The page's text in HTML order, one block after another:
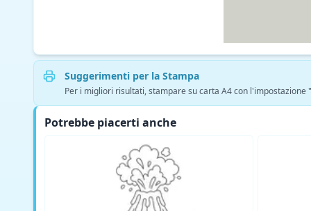
Suggerimenti per la Stampa
Per i migliori risultati, stampare su carta A4 con
Potrebbe piacerti anche